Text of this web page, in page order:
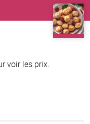
voir les prix.